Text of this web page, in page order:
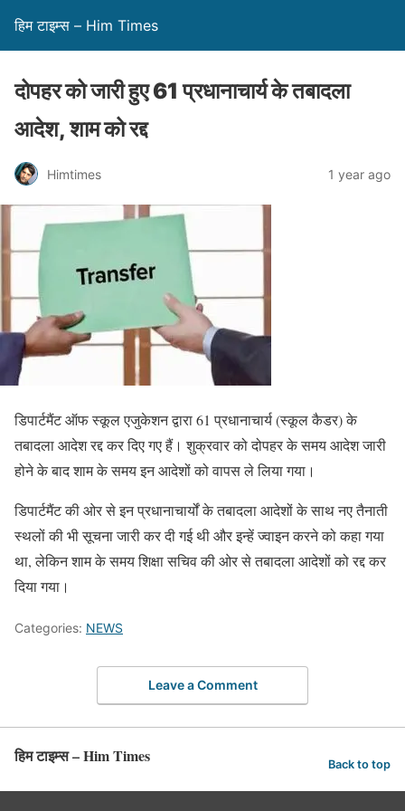
हिम टाइम्स – Him Times
दोपहर को जारी हुए 61 प्रधानाचार्य के तबादला
आदेश, शाम को रद्द
Himtimes 1 year ago
डिपार्टमैंट ऑफ स्कूल एजुकेशन द्वारा 61 प्रधानाचार्य (स्कूल कैडर) के
तबादला आदेश रद्द कर दिए गए हैं। शुक्रवार को दोपहर के समय आदेश जारी
होने के बाद शाम के समय इन आदेशों को वापस ले लिया गया।
डिपार्टमैंट की ओर से इन प्रधानाचार्यों के तबादला आदेशों के साथ नए तैनाती
स्थलों की भी सूचना जारी कर दी गई थी और इन्हें ज्वाइन करने को कहा गया
था, लेकिन शाम के समय शिक्षा सचिव की ओर से तबादला आदेशों को रद्द कर
दिया गया।
Categories: NEWS
Leave a Comment
हिम टाइम्स – Him Times Back to top